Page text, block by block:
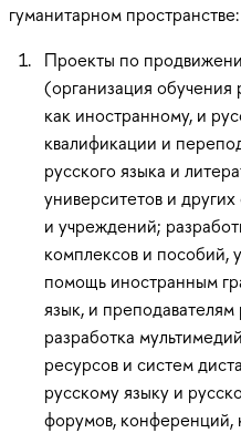
гуманитарном пространстве:
Проекты по
(организация обучения
как иностранному, и
квалификации и
русского языка и
университетов и
и учреждений;
комплексов и пособий,
помощь иностранным
язык, и преподавателям
разработка
ресурсов и систем
русскому языку и
форумов, конференций,